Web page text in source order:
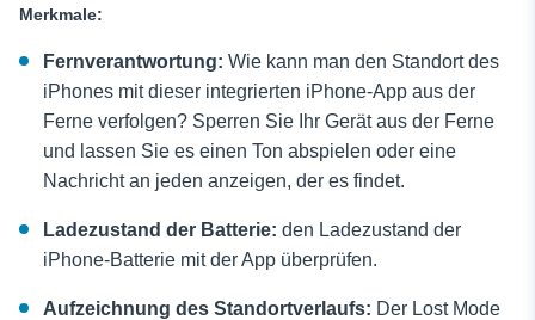
Merkmale:
Fernverantwortung: Wie kann man den Standort des
iPhones mit dieser integrierten iPhone-App aus der
Ferne verfolgen? Sperren Sie Ihr Gerät aus der Ferne
und lassen Sie es einen Ton abspielen oder eine
Nachricht an jeden anzeigen, der es findet.
Ladezustand der Batterie: den Ladezustand der
iPhone-Batterie mit der App überprüfen.
Aufzeichnung des Standortverlaufs: Der Lost Mode